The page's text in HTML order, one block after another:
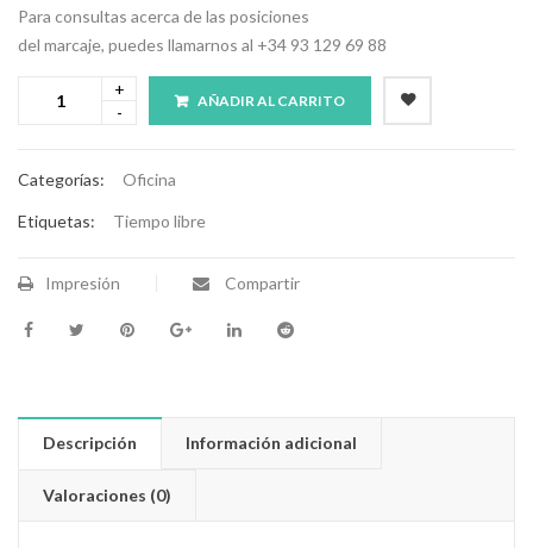
Para consultas acerca de las posiciones
del marcaje, puedes llamarnos al +34 93 129 69 88
AÑADIR AL CARRITO
Categorías: Oficina
Etiquetas: Tiempo libre
Impresión Compartir
Descripción Información adicional
Valoraciones (0)